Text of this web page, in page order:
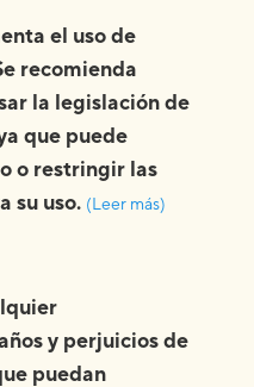
el uso de
recomienda
la legislación de
que puede
o restringir las
su uso. (Leer más)
y perjuicios de
puedan